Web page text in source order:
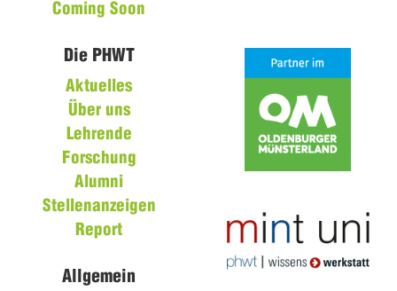
Coming Soon
Die PHWT
Aktuelles
Über uns
Lehrende
Forschung
Alumni
Stellenanzeigen
Report
Allgemein